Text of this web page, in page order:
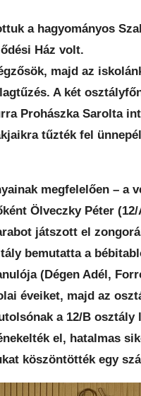
a hagyományos
Ház volt.
majd az
A két
Prohászka Sarolta
tűzték fel
megfelelően – a
Ölveczky Péter
játszott el
bemutatta a
(Dégen Adél,
éveiket, majd az
a 12/B osztály
el, hatalmas
köszöntötték egy